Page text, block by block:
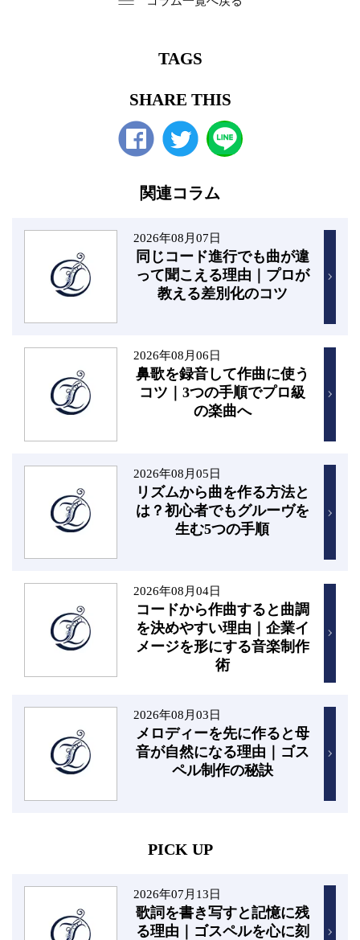
TAGS
SHARE THIS
関連コラム
2026年08月07日
同じコード進行でも曲が違
って聞こえる理由｜プロが
教える差別化のコツ
2026年08月06日
鼻歌を録音して作曲に使う
コツ｜3つの手順でプロ級
の楽曲へ
2026年08月05日
リズムから曲を作る方法と
は？初心者でもグルーヴを
生む5つの手順
2026年08月04日
コードから作曲すると曲調
を決めやすい理由｜企業イ
メージを形にする音楽制作
術
2026年08月03日
メロディーを先に作ると母
音が自然になる理由｜ゴス
ペル制作の秘訣
PICK UP
2026年07月13日
歌詞を書き写すと記憶に残
る理由｜ゴスペルを心に刻